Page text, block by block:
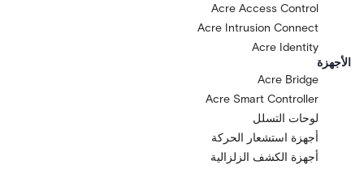
Acre Access Control
Acre Intrusion Connect
Acre Identity
الأجهزة
Acre Bridge
Acre Smart Controller
لوحات التسلل
أجهزة استشعار الحركة
أجهزة الكشف الزلزالية